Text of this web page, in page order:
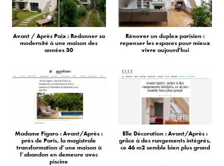
Avant / Après Paix : Redonner sa
modernité à une maison des
années 30
Rénover un duplex parisien :
repenser les espaces pour mieux
vivre aujourd'hui
Madame Figaro : Avant/Après :
près de Paris, la magistrale
transformation d’une maison à
l’abandon en demeure avec
piscine
Elle Décoration : Avant/Après :
grâce à des rangements intégrés,
ce 46 m2 semble bien plus grand